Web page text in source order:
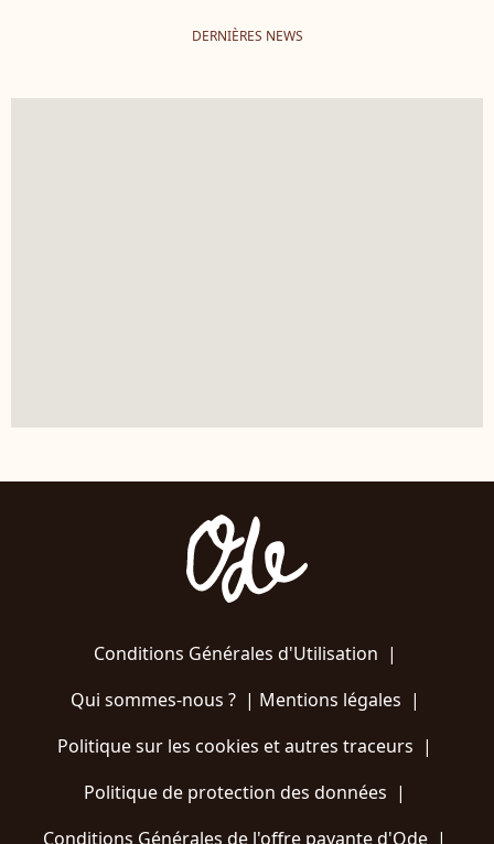
DERNIÈRES NEWS
Conditions Générales d'Utilisation |
Qui sommes-nous ?| Mentions légales |
Politique sur les cookies et autres traceurs |
Politique de protection des données |
Conditions Générales de l'offre payante d'Ode |